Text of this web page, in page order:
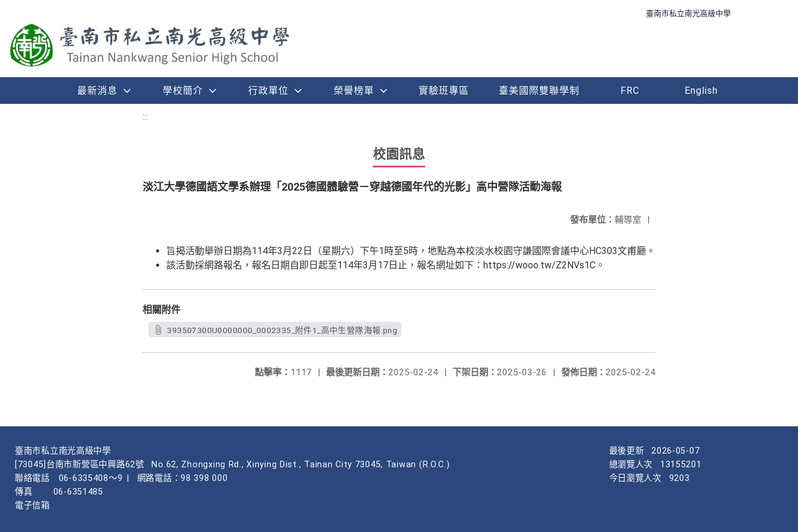
臺南市私立南光高級中學
最新消息 學校簡介 行政單位 榮譽榜單 實驗班專區 臺美國際雙聯學制 FRC English
:::
校園訊息
淡江大學德國語文學系辦理「2025德國體驗營－穿越德國年代的光影」高中營隊活動海報
發布單位： 輔導室 |
旨揭活動舉辦日期為114年3月22日（星期六）下午1時至5時，地點為本校淡水校園守謙國際會議中心HC303文甫廳。
該活動採網路報名，報名日期自即日起至114年3月17日止，報名網址如下：https://wooo.tw/Z2NVs1C。
相關附件
393507300U0000000_0002335_附件1_高中生營隊海報.png
發佈日期： 2025-02-24
下架日期： 2025-03-26 |
最後更新日期： 2025-02-24 |
點擊率： 1117 |
臺南市私立南光高級中學
[73045]台南市新營區中興路62號
No.62, Zhongxing Rd., Xinying Dist., Tainan City 73045, Taiwan (R.O.C.)
聯絡電話
06-6335408～9
網路電話：98 398 000
傳真
06-6351485
電子信箱
最後更新
2026-05-07
總瀏覽人次
13155201
今日瀏覽人次
9203